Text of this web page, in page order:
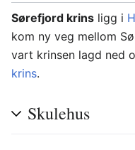
Sørefjord krins ligg i
kom ny veg mellom
vart krinsen lagd ned
krins.
Skulehus